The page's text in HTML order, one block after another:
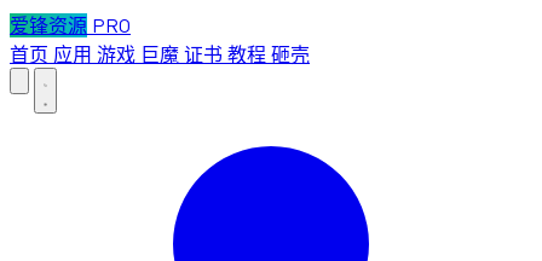
爱锋资源 PRO
首页 应用 游戏 巨魔 证书 教程 砸壳